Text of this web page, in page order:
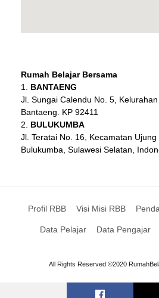
Rumah Belajar Bersama
BANTAENG
Jl. Sungai Calendu No. 5,
Bantaeng. KP 92411
BULUKUMBA
Jl. Teratai No. 16, Kecamatan
Bulukumba, Sulawesi Selatan,
Profil RBB Visi Misi RBB
Data Pelajar Data Pengajar
All Rights Reserved ©2020